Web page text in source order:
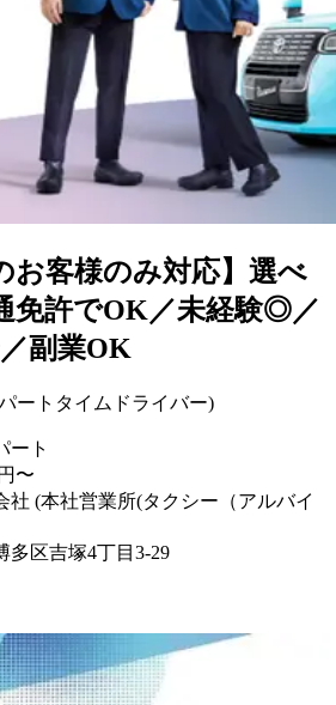
お客様のみ対応】選べ
免許でOK／未経験◎／
副業OK
ートタイムドライバー)
ート
〜
社 (本社営業所(タクシー（アルバイ
多区吉塚4丁目3-29